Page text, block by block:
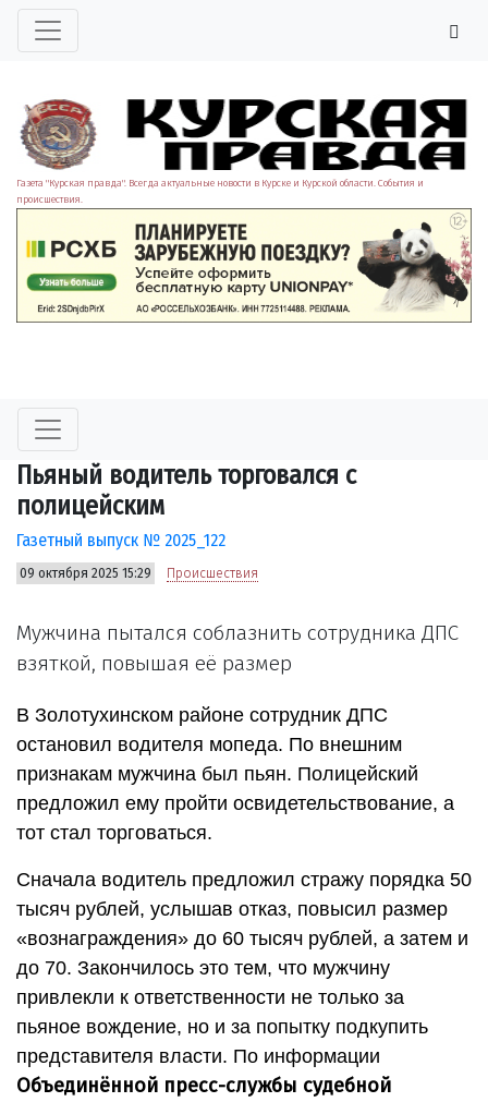
Газета "Курская правда". Всегда актуальные новости в Курске и Курской области. События и
происшествия.
Пьяный водитель торговался с
полицейским
Газетный выпуск № 2025_122
09 октября 2025 15:29 Происшествия
Мужчина пытался соблазнить сотрудника ДПС
взяткой, повышая её размер
В Золотухинском районе сотрудник ДПС
остановил водителя мопеда. По внешним
признакам мужчина был пьян. Полицейский
предложил ему пройти освидетельствование, а
тот стал торговаться.
Сначала водитель предложил стражу порядка 50
тысяч рублей, услышав отказ, повысил размер
«вознаграждения» до 60 тысяч рублей, а затем и
до 70. Закончилось это тем, что мужчину
привлекли к ответственности не только за
пьяное вождение, но и за попытку подкупить
представителя власти. По информации
Объединённой пресс-службы судебной